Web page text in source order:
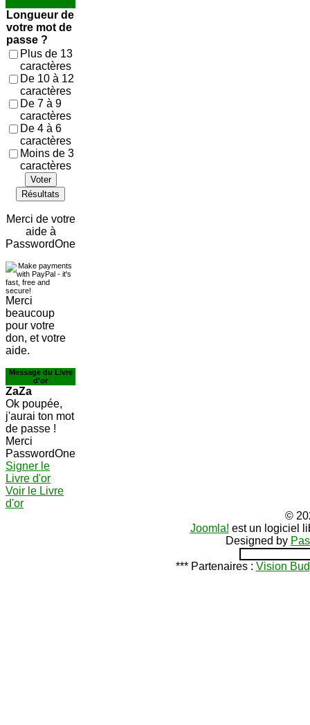
Longueur de
votre mot de
passe ?
Plus de 13
caractères
De 10 à 12
caractères
De 7 à 9
caractères
De 4 à 6
caractères
Moins de 3
caractères
Voter
Résultats
Merci de votre
aide à
PasswordOne
Merci
beaucoup
pour votre
don, et votre
aide.
Message du Livre
d'or
ZaZa
Ok poupée,
j'aurai ton mot
de passe !
Merci
PasswordOne
Signer le
Livre d'or
Voir le Livre
d'or
©
Joomla! est un logiciel
Designed by
*** Partenaires : Vision